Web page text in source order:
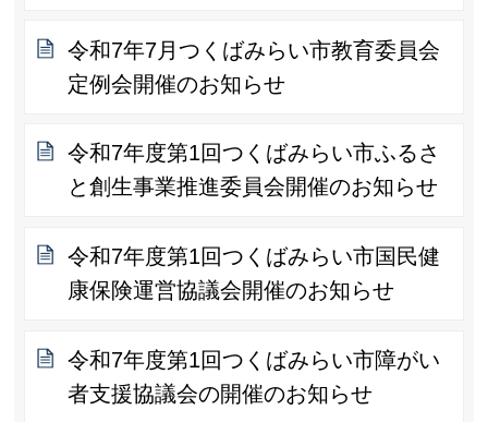
令和7年7月つくばみらい市教育委員会
定例会開催のお知らせ
令和7年度第1回つくばみらい市ふるさ
と創生事業推進委員会開催のお知らせ
令和7年度第1回つくばみらい市国民健
康保険運営協議会開催のお知らせ
令和7年度第1回つくばみらい市障がい
者支援協議会の開催のお知らせ